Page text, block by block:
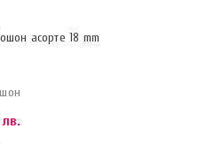
асорте 18 mm